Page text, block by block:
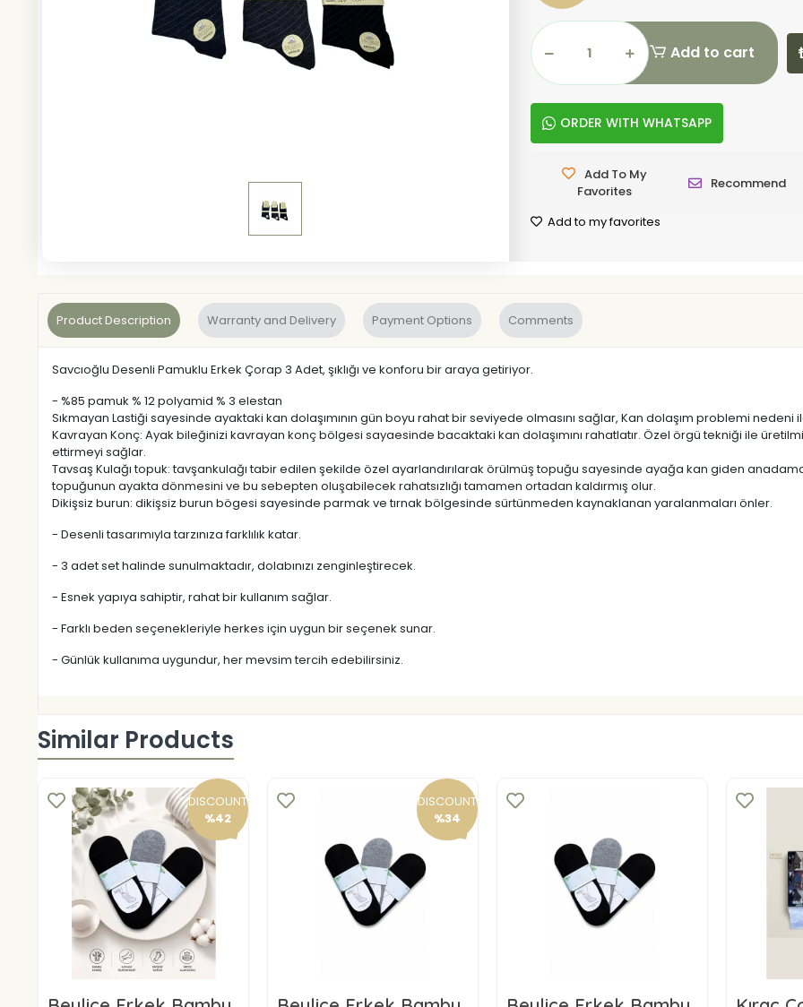
Add to cart
ORDER WITH WHATSAPP
Add To My
Favorites
Recommend
Add to my favorites
Product Description Warranty and Delivery Payment Options Comments
Savcıoğlu Desenli Pamuklu Erkek Çorap 3 Adet, şıklığı ve konforu bir araya getiriyor.
- %85 pamuk % 12 polyamid % 3 elestan
Sıkmayan Lastiği sayesinde ayaktaki kan dolaşımının gün boyu rahat bir seviyede olmasını sağlar, Kan dolaşım problemi
Kavrayan Konç: Ayak bileğinizi kavrayan konç bölgesi sayaesinde bacaktaki kan dolaşımını rahatlatır. Özel örgü tekniği ile
ettirmeyi sağlar.
Tavsaş Kulağı topuk: tavşankulağı tabir edilen şekilde özel ayarlandırılarak örülmüş topuğu sayesinde ayağa kan giden
topuğunun ayakta dönmesini ve bu sebepten oluşabilecek rahatsızlığı tamamen ortadan kaldırmış olur.
Dikişsiz burun: dikişsiz burun bögesi sayesinde parmak ve tırnak bölgesinde sürtünmeden kaynaklanan yaralanmaları önler.
- Desenli tasarımıyla tarzınıza farklılık katar.
- 3 adet set halinde sunulmaktadır, dolabınızı zenginleştirecek.
- Esnek yapıya sahiptir, rahat bir kullanım sağlar.
- Farklı beden seçenekleriyle herkes için uygun bir seçenek sunar.
- Günlük kullanıma uygundur, her mevsim tercih edebilirsiniz.
Similar Products
DISCOUNT
%42
DISCOUNT
%34